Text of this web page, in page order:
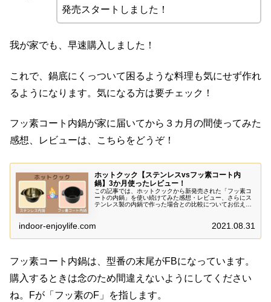
発売スタートしました！
我が家でも、早速購入しました！
これで、鍋底にくっついて困るような料理も気にせず作れ
るようになります。気になる方は要チェック！
フッ素コート内鍋が家に届いてから３カ月の間使ってみた
感想、レビューは、こちらをどうぞ！
ホットクック【ステンレスvsフッ素コート内
鍋】3か月使ったレビュー！
この記事では、ホットクックから新発売された「フッ素コ
ートの内鍋」を使い続けてみた感想・レビュー、さらにス
テンレス製の内鍋で作った場合との比較についてお伝えし
indoor-enjoylife.com 2021.08.31
フッ素コート内鍋は、型番の末尾がFBになっています。
購入するときは念のため間違えないようにしてください
ね。Fが「フッ素のF」を指します。